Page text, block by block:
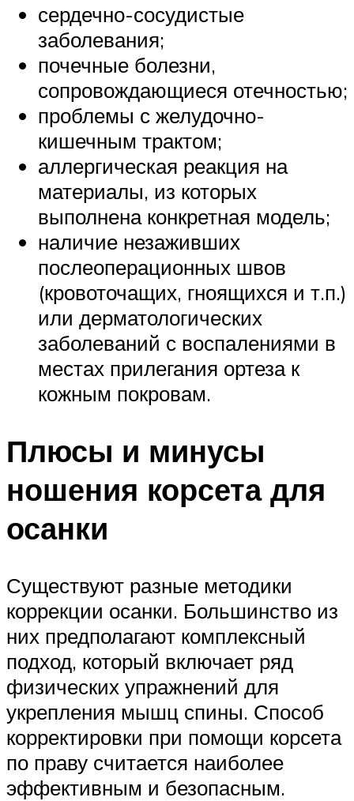
сердечно-сосудистые
заболевания;
почечные болезни,
сопровождающиеся отечностью;
проблемы с желудочно-
кишечным трактом;
аллергическая реакция на
материалы, из которых
выполнена конкретная модель;
наличие незаживших
послеоперационных швов
(кровоточащих, гноящихся и т.п.)
или дерматологических
заболеваний с воспалениями в
местах прилегания ортеза к
кожным покровам.
Плюсы и минусы
ношения корсета для
осанки
Существуют разные методики
коррекции осанки. Большинство из
них предполагают комплексный
подход, который включает ряд
физических упражнений для
укрепления мышц спины. Способ
корректировки при помощи корсета
по праву считается наиболее
эффективным и безопасным.